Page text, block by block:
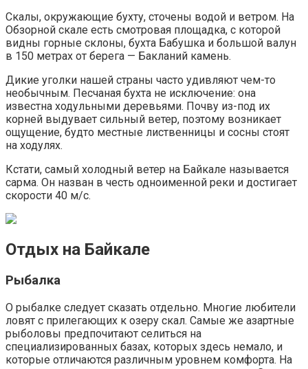
Скалы, окружающие бухту, сточены водой и ветром. На
Обзорной скале есть смотровая площадка, с которой
видны горные склоны, бухта Бабушка и большой валун
в 150 метрах от берега — Бакланий камень.
Дикие уголки нашей страны часто удивляют чем-то
необычным. Песчаная бухта не исключение: она
известна ходульными деревьями. Почву из-под их
корней выдувает сильный ветер, поэтому возникает
ощущение, будто местные лиственницы и сосны стоят
на ходулях.
Кстати, самый холодный ветер на Байкале называется
сарма. Он назван в честь одноименной реки и достигает
скорости 40 м/с.
Отдых на Байкале
Рыбалка
О рыбалке следует сказать отдельно. Многие любители
ловят с прилегающих к озеру скал. Самые же азартные
рыболовы предпочитают селиться на
специализированных базах, которых здесь немало, и
которые отличаются различным уровнем комфорта. На